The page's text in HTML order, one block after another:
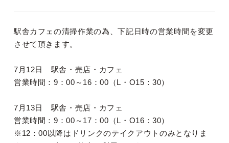
駅舎カフェの清掃作業の為、下記日時の営業時間を変更
させて頂きます。
7月12日 駅舎・売店・カフェ
営業時間：9：00～16：00（L・O15：30）
7月13日 駅舎・売店・カフェ
営業時間：9：00～17：00（L・O16：30）
※12：00以降はドリンクのテイクアウトのみとなりま